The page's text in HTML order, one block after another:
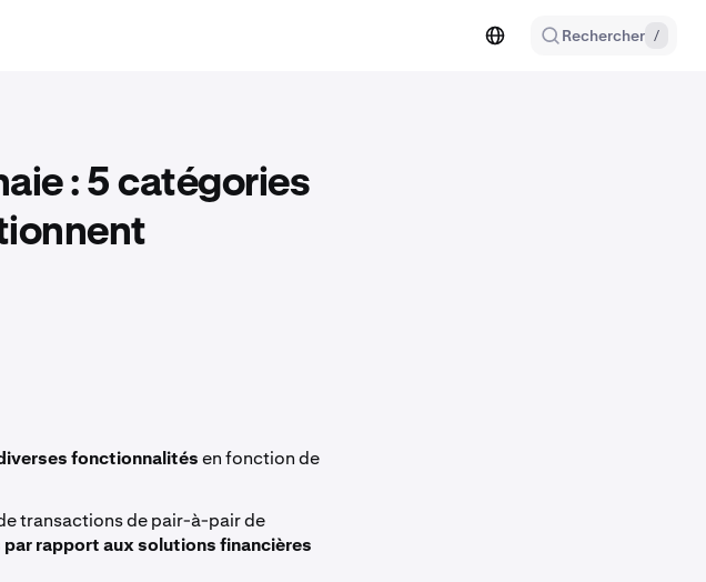
Rechercher /
: 5 catégories
fonctionnalitésen fonction de
transactions de pair-à-pair de
rapport aux solutions financières